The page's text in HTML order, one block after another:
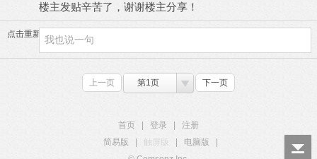
楼主发贴辛苦了，谢谢楼主分享！
点击重新加载
上一页 第1页 下一页
首页 登录
注册
简易版
触屏版 电脑版